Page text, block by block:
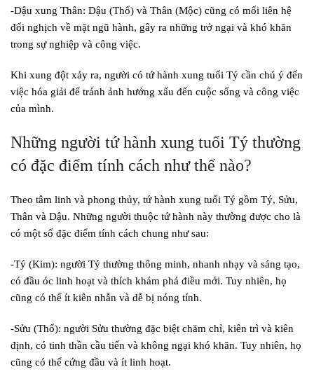
-Dậu xung Thân: Dậu (Thổ) và Thân (Mộc) cũng có mối liên hệ
đối nghịch về mặt ngũ hành, gây ra những trở ngại và khó khăn
trong sự nghiệp và công việc.
Khi xung đột xảy ra, người có tứ hành xung tuổi Tý cần chú ý đến
việc hóa giải để tránh ảnh hưởng xấu đến cuộc sống và công việc
của mình.
Những người tứ hành xung tuổi Tý thường
có đặc điểm tính cách như thế nào?
Theo tâm linh và phong thủy, tứ hành xung tuổi Tý gồm Tý, Sửu,
Thân và Dậu. Những người thuộc tứ hành này thường được cho là
có một số đặc điểm tính cách chung như sau:
-Tý (Kim): người Tý thường thông minh, nhanh nhạy và sáng tạo,
có đầu óc linh hoạt và thích khám phá điều mới. Tuy nhiên, họ
cũng có thể ít kiên nhẫn và dễ bị nóng tính.
-Sửu (Thổ): người Sửu thường đặc biệt chăm chỉ, kiên trì và kiên
định, có tinh thần cầu tiến và không ngại khó khăn. Tuy nhiên, họ
cũng có thể cứng đầu và ít linh hoạt.